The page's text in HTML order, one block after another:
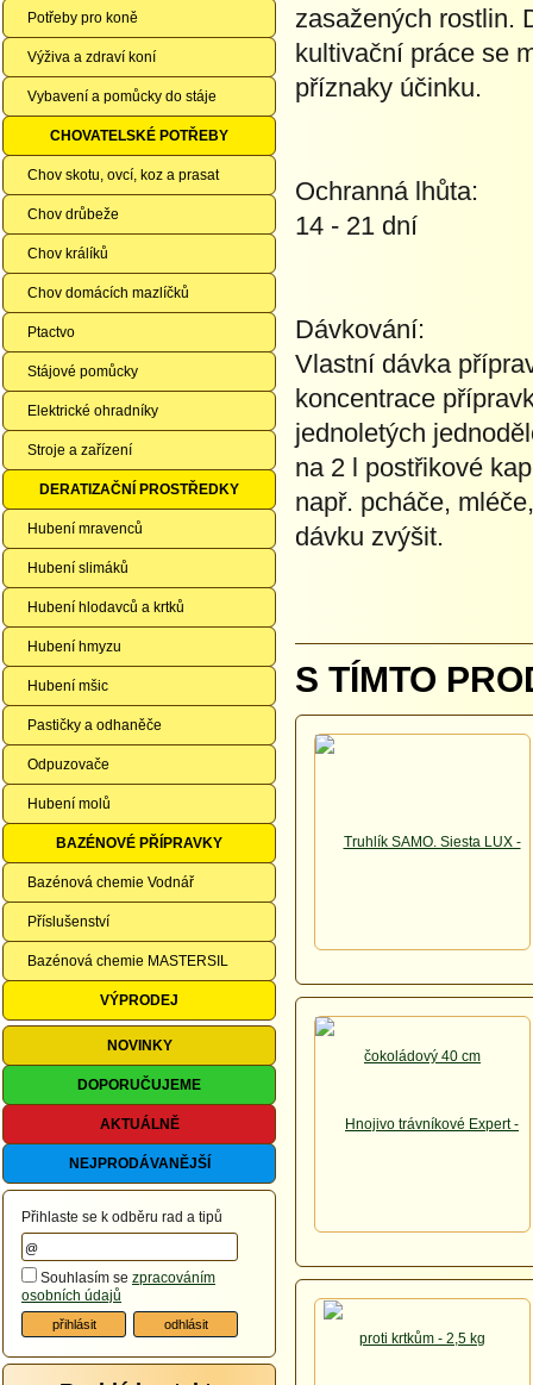
Potřeby pro koně
Výživa a zdraví koní
Vybavení a pomůcky do stáje
CHOVATELSKÉ POTŘEBY
Chov skotu, ovcí, koz a prasat
Chov drůbeže
Chov králíků
Chov domácích mazlíčků
Ptactvo
Stájové pomůcky
Elektrické ohradníky
Stroje a zařízení
DERATIZAČNÍ PROSTŘEDKY
Hubení mravenců
Hubení slimáků
Hubení hlodavců a krtků
Hubení hmyzu
Hubení mšic
Pastičky a odhaněče
Odpuzovače
Hubení molů
BAZÉNOVÉ PŘÍPRAVKY
Bazénová chemie Vodnář
Příslušenství
Bazénová chemie MASTERSIL
VÝPRODEJ
NOVINKY
DOPORUČUJEME
AKTUÁLNĚ
NEJPRODÁVANĚJŠÍ
Přihlaste se k odběru rad a tipů
Souhlasím se zpracováním
osobních údajů
zasažených rostlin.
kultivační práce se
příznaky účinku.
Ochranná lhůta:
14 - 21 dní
Dávkování:
Vlastní dávka
koncentrace
jednoletých
na 2 l postřikové
např. pcháče,
dávku zvýšit.
S TÍMTO